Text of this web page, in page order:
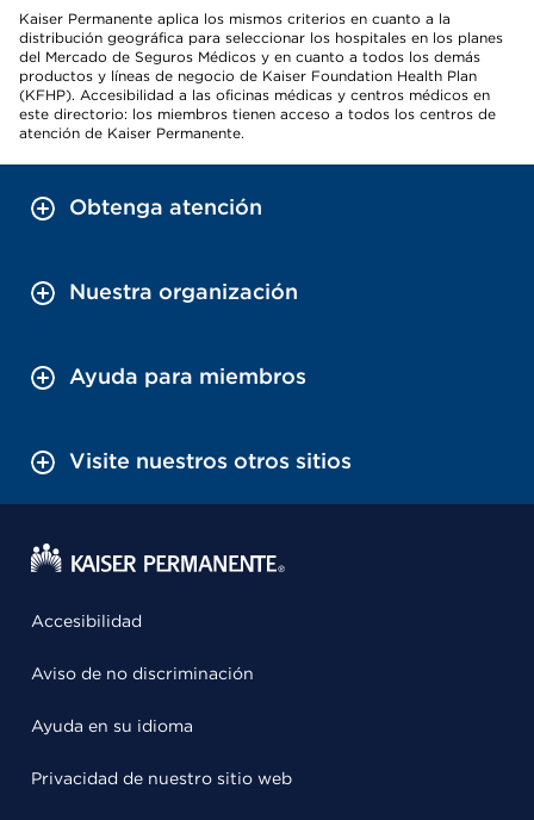
Kaiser Permanente aplica los mismos criterios en cuanto a la
distribución geográfica para seleccionar los hospitales en los planes
del Mercado de Seguros Médicos y en cuanto a todos los demás
productos y líneas de negocio de Kaiser Foundation Health Plan
(KFHP). Accesibilidad a las oficinas médicas y centros médicos en
este directorio: los miembros tienen acceso a todos los centros de
atención de Kaiser Permanente.
Obtenga atención
Nuestra organización
Ayuda para miembros
Visite nuestros otros sitios
Accesibilidad
Aviso de no discriminación
Ayuda en su idioma
Privacidad de nuestro sitio web